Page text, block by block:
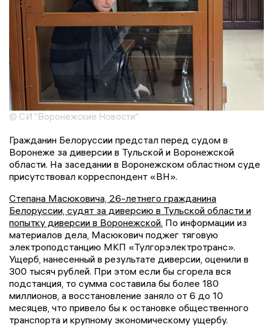
© СИ "Воронежские Новости"
Гражданин Белоруссии предстал перед судом в
Воронеже за диверсии в Тульской и Воронежской
области. На заседании в Воронежском областном суде
присутствовал корреспондент «ВН».
Степана Масюковича, 26-летнего гражданина
Белоруссии, судят за диверсию в Тульской области и
попытку диверсии в Воронежской. По информации из
материалов дела, Масюкович поджег тяговую
электроподстанцию МКП «Тулгорэлектротранс».
Ущерб, нанесенный в результате диверсии, оценили в
300 тысяч рублей. При этом если бы сгорела вся
подстанция, то сумма составила бы более 180
миллионов, а восстановление заняло от 6 до 10
месяцев, что привело бы к остановке общественного
транспорта и крупному экономическому ущербу.